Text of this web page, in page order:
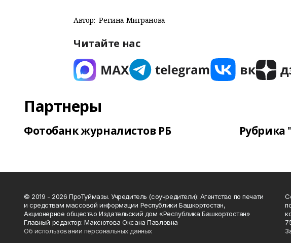
Автор: Регина Мигранова
Читайте нас
Партнеры
Фотобанк журналистов РБ Рубрика
© 2019 - 2026 ПроТуймазы. Учредитель (соучредители): Агентство по печати
и средствам массовой информации Республики Башкортостан,
Акционерное общество Издательский дом «Республика Башкортостан»
Главный редактор: Максютова Оксана Павловна
Об использовании персональных данных